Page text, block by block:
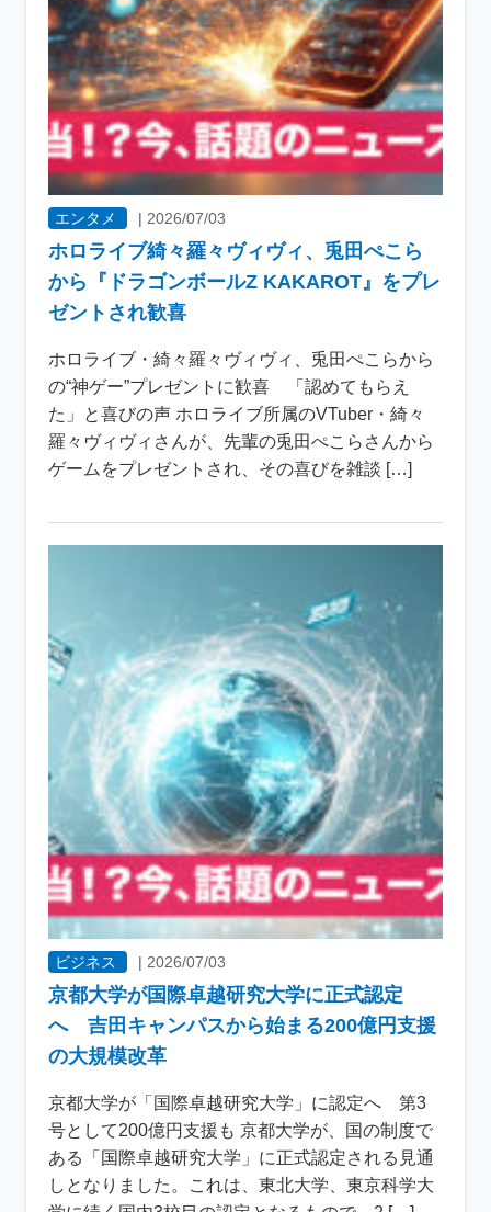
エンタメ | 2026/07/03
ホロライブ綺々羅々ヴィヴィ、兎田ぺこら
から『ドラゴンボールZ KAKAROT』をプレ
ゼントされ歓喜
ホロライブ・綺々羅々ヴィヴィ、兎田ぺこらから
の“神ゲー”プレゼントに歓喜 「認めてもらえ
た」と喜びの声 ホロライブ所属のVTuber・綺々
羅々ヴィヴィさんが、先輩の兎田ぺこらさんから
ゲームをプレゼントされ、その喜びを雑談 […]
ビジネス |2026/07/03
京都大学が国際卓越研究大学に正式認定
へ 吉田キャンパスから始まる200億円支援
の大規模改革
京都大学が「国際卓越研究大学」に認定へ 第3
号として200億円支援も 京都大学が、国の制度で
ある「国際卓越研究大学」に正式認定される見通
しとなりました。これは、東北大学、東京科学大